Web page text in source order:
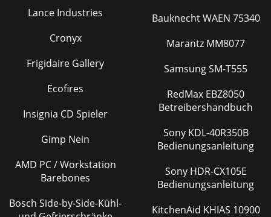
Lance Industries
Cronyx
Frigidaire Gallery
Ecofires
Insignia CD Spieler
Gimp Nein
AMD PC / Workstation
Barebones
Bosch Side-by-Side-Kühl-
Bauknecht WAEN 75340
Marantz MM8077
Samsung SM-T555
RedMax EBZ8050
Betreibershandbuch
Sony KDL-40R350B
Bedienungsanleitung
Sony HDR-CX105E
Bedienungsanleitung
KitchenAid KHIAS 10900